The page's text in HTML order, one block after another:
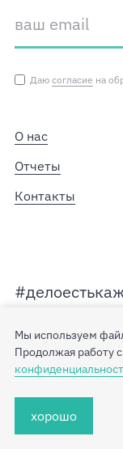
Даю согласие на
О нас
Отчеты
Контакты
6+
Мы используем
Продолжая работу
хорошо